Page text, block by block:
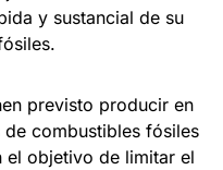
y sustancial de su
previsto producir en
combustibles fósiles
el objetivo de limitar el